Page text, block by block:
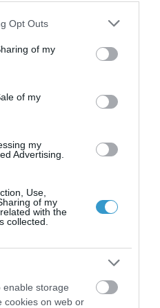
uses one or more Google
behaviour. You may click to
and its third-party tags to
purposes in below Google
Opt Outs
of my
of my
my
Advertising.
Use,
of my
with the
collected.
enable storage
cookies on web or
θεραπείες που
λ.χ. αν κάποιος
ή αν
άλλο τύπο της
επιφάνειας.
Tearlab
της
της δακρυϊκής
δείξει αν
σοβαρό είναι.